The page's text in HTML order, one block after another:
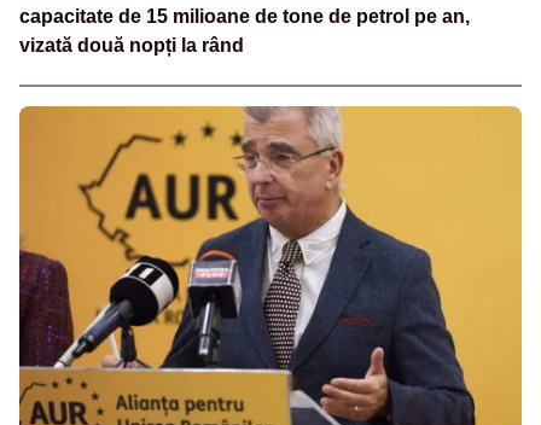
capacitate de 15 milioane de tone de petrol pe an,
vizată două nopți la rând